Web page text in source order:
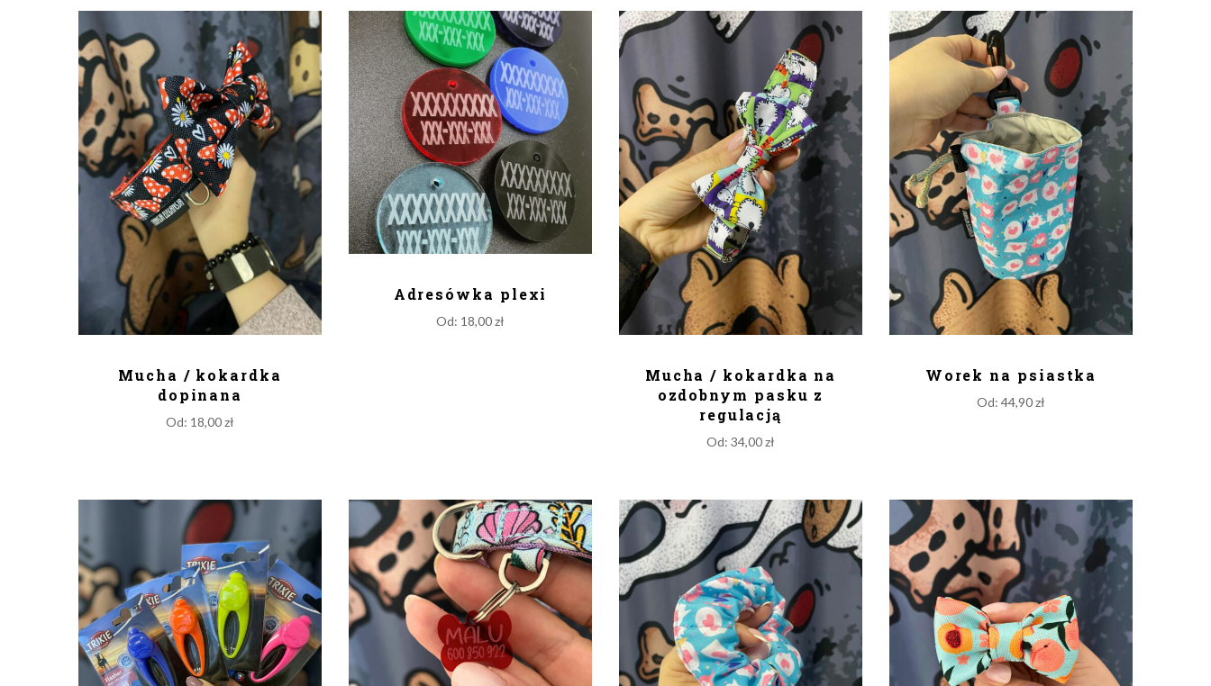
Mucha / kokardka
dopinana
Od: 18,00zł
Adresówka plexi
Od: 18,00zł
Mucha / kokardka na
ozdobnym pasku z
regulacją
Od: 34,00zł
Worek na psiastka
Od: 44,90zł